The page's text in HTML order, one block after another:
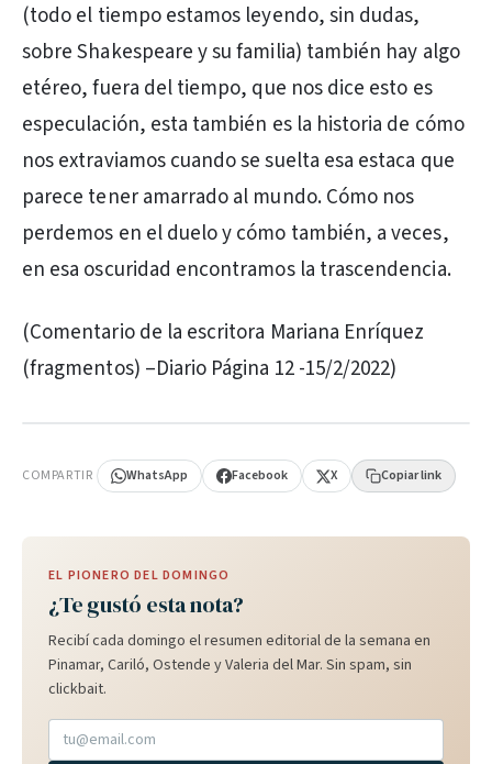
(todo el tiempo estamos leyendo, sin dudas,
sobre Shakespeare y su familia) también hay algo
etéreo, fuera del tiempo, que nos dice esto es
especulación, esta también es la historia de cómo
nos extraviamos cuando se suelta esa estaca que
parece tener amarrado al mundo. Cómo nos
perdemos en el duelo y cómo también, a veces,
en esa oscuridad encontramos la trascendencia.
(Comentario de la escritora Mariana Enríquez
(fragmentos) –Diario Página 12 -15/2/2022)
COMPARTIR WhatsApp Facebook X Copiar link
EL PIONERO DEL DOMINGO
¿Te gustó esta nota?
Recibí cada domingo el resumen editorial de la semana en
Pinamar, Cariló, Ostende y Valeria del Mar. Sin spam, sin
clickbait.